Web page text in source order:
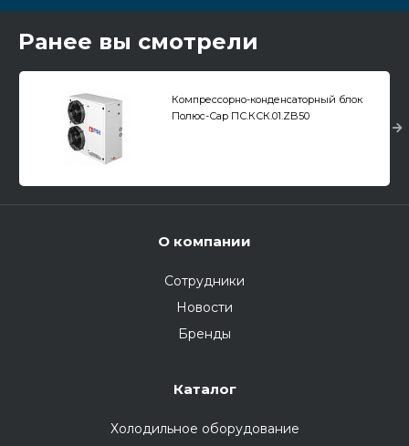
Ранее вы смотрели
Компрессорно-конденсаторный блок
Полюс-Сар ПС.КСК.01.ZB50
О компании
Сотрудники
Новости
Бренды
Каталог
Холодильное оборудование